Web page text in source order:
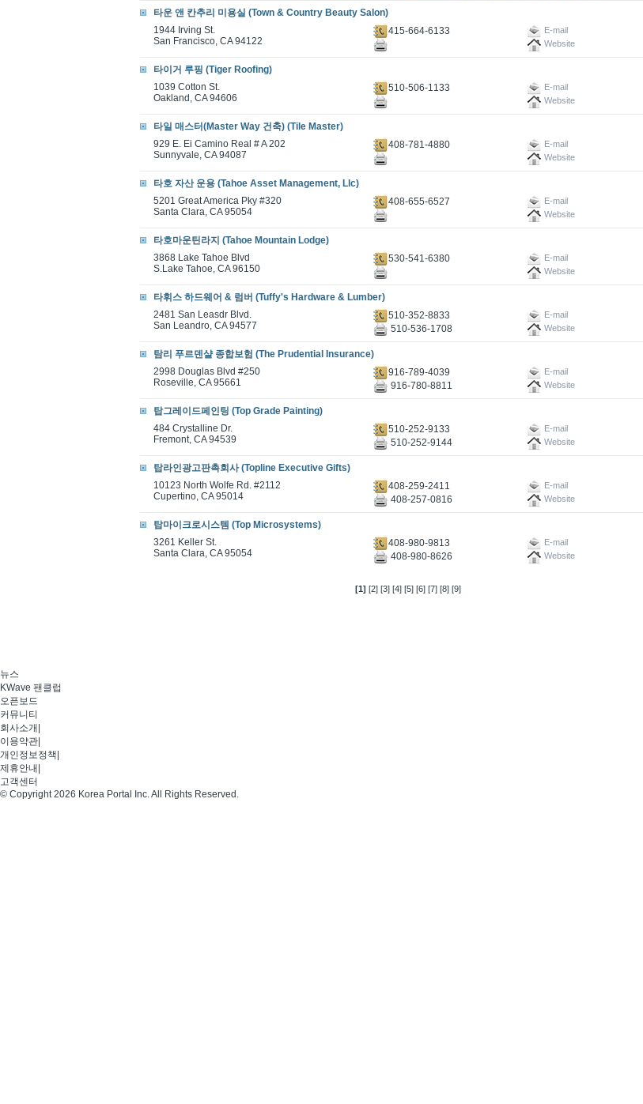
타운 앤 칸추리 미용실 (Town & Country Beauty Salon)
1944 Irving St.
San Francisco, CA 94122
415-664-6133
E-mail
Website
타이거 루핑 (Tiger Roofing)
1039 Cotton St.
Oakland, CA 94606
510-506-1133
E-mail
Website
타일 매스터(Master Way 건축) (Tile Master)
929 E. Ei Camino Real # A 202
Sunnyvale, CA 94087
408-781-4880
E-mail
Website
타호 자산 운용 (Tahoe Asset Management, Llc)
5201 Great America Pky #320
Santa Clara, CA 95054
408-655-6527
E-mail
Website
타호마운틴라지 (Tahoe Mountain Lodge)
3868 Lake Tahoe Blvd
S.Lake Tahoe, CA 96150
530-541-6380
E-mail
Website
타휘스 하드웨어 & 럼버 (Tuffy's Hardware & Lumber)
2481 San Leasdr Blvd.
San Leandro, CA 94577
510-352-8833 E-mail
510-536-1708 Website
탐리 푸르덴샬 종합보험 (The Prudential Insurance)
2998 Douglas Blvd #250
Roseville, CA 95661
916-789-4039 E-mail
916-780-8811 Website
탑그레이드페인팅 (Top Grade Painting)
484 Crystalline Dr.
Fremont, CA 94539
510-252-9133 E-mail
510-252-9144 Website
탑라인광고판촉회사 (Topline Executive Gifts)
10123 North Wolfe Rd. #2112
Cupertino, CA 95014
408-259-2411 E-mail
408-257-0816 Website
탑마이크로시스템 (Top Microsystems)
3261 Keller St.
Santa Clara, CA 95054
408-980-9813 E-mail
408-980-8626 Website
[1] [2] [3] [4] [5] [6] [7] [8] [9]
뉴스
KWave 팬클럽
오픈보드
커뮤니티
회사소개
이용약관
개인정보정책
제휴안내
고객센터
© Copyright 2026 Korea Portal Inc. All Rights Reserved.